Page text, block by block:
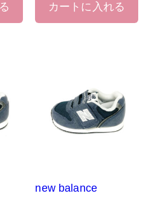
カートに入れる
new balance